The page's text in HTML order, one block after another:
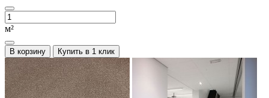
м²
В корзину Купить в 1 клик